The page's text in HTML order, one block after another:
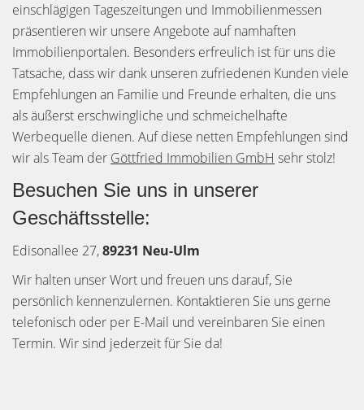
einschlägigen Tageszeitungen und Immobilienmessen
präsentieren wir unsere Angebote auf namhaften
Immobilienportalen. Besonders erfreulich ist für uns die
Tatsache, dass wir dank unseren zufriedenen Kunden viele
Empfehlungen an Familie und Freunde erhalten, die uns
als äußerst erschwingliche und schmeichelhafte
Werbequelle dienen. Auf diese netten Empfehlungen sind
wir als Team der Göttfried Immobilien GmbH sehr stolz!
Besuchen Sie uns in unserer
Geschäftsstelle:
Edisonallee 27,89231 Neu-Ulm
Wir halten unser Wort und freuen uns darauf, Sie
persönlich kennenzulernen. Kontaktieren Sie uns gerne
telefonisch oder per E-Mail und vereinbaren Sie einen
Termin. Wir sind jederzeit für Sie da!